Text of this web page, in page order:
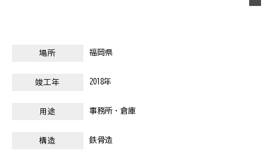
場所 福岡県
竣工年 2018年
用途 事務所・倉庫
構造 鉄骨造